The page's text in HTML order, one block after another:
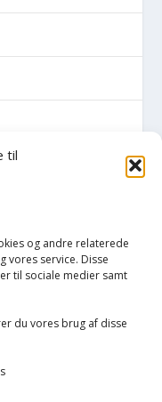
til
og andre relaterede
vores service. Disse
til sociale medier samt
du vores brug af disse